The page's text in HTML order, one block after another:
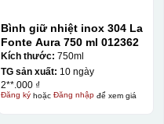
Bình giữ nhiệt inox 304 La
Fonte Aura 750 ml 012362
Kích thước: 750ml
TG sản xuất: 10 ngày
2**.000 ₫
Đăng kýhoặc Đăng nhậpđể xem giá